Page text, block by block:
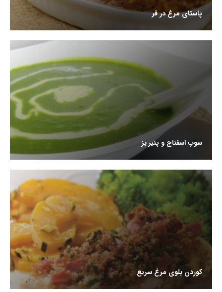
پاستای مرغ در فر
سوپ اسفناج و پنیر بز
کوردن بلوی مرغ سریع